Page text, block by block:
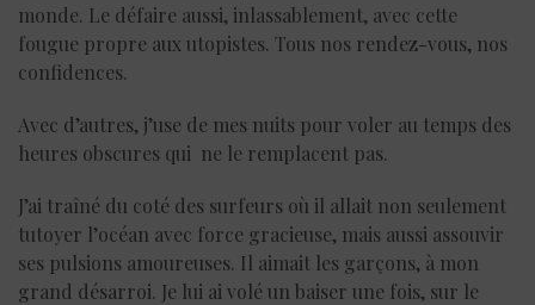
monde. Le défaire aussi, inlassablement, avec cette
fougue propre aux utopistes. Tous nos rendez-vous, nos
confidences.
Avec d’autres, j’use de mes nuits pour voler au temps des
heures obscures qui ne le remplacent pas.
J’ai traîné du coté des surfeurs où il allait non seulement
tutoyer l’océan avec force gracieuse, mais aussi assouvir
ses pulsions amoureuses. Il aimait les garçons, à mon
grand désarroi. Je lui ai volé un baiser une fois, sur le